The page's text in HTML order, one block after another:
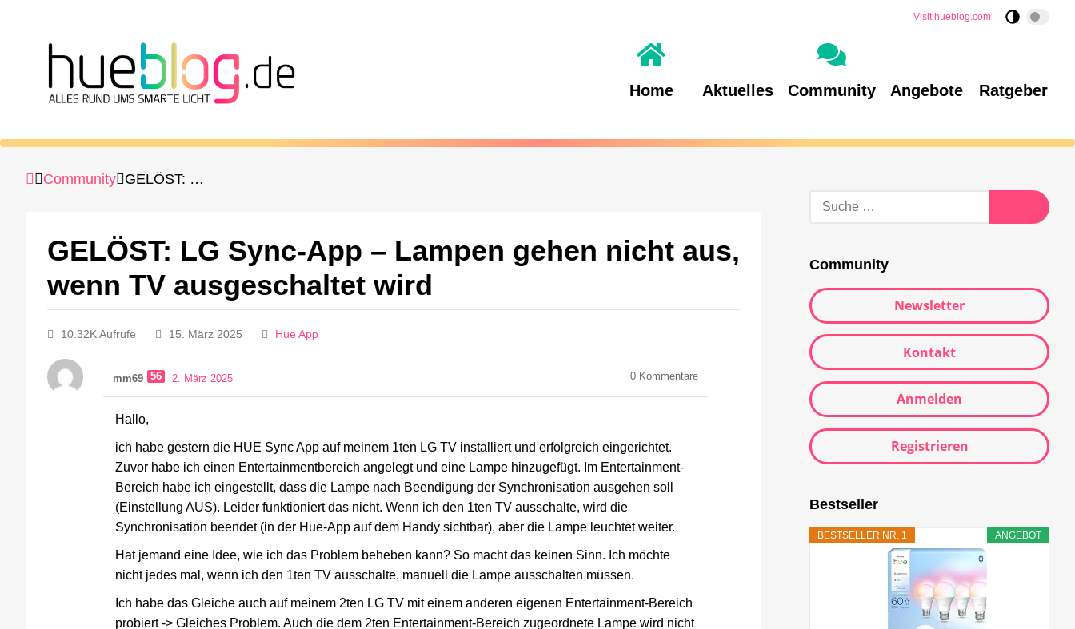
Visit hueblog.com
Home Aktuelles Community Angebote Ratgeber
Community GELÖST: LG Sync-App – Lampen gehen nicht aus, wenn TV ausgeschaltet wird
GELÖST: LG Sync-App – Lampen gehen nicht aus,
wenn TV ausgeschaltet wird
10.32K Aufrufe 15. März 2025 Hue App
mm69 56 2. März 2025 0 Kommentare
Hallo,
ich habe gestern die HUE Sync App auf meinem 1ten LG TV installiert und erfolgreich eingerichtet.
Zuvor habe ich einen Entertainmentbereich angelegt und eine Lampe hinzugefügt. Im Entertainment-
Bereich habe ich eingestellt, dass die Lampe nach Beendigung der Synchronisation ausgehen soll
(Einstellung AUS). Leider funktioniert das nicht. Wenn ich den 1ten TV ausschalte, wird die
Synchronisation beendet (in der Hue-App auf dem Handy sichtbar), aber die Lampe leuchtet weiter.
Hat jemand eine Idee, wie ich das Problem beheben kann? So macht das keinen Sinn. Ich möchte
nicht jedes mal, wenn ich den 1ten TV ausschalte, manuell die Lampe ausschalten müssen.
Ich habe das Gleiche auch auf meinem 2ten LG TV mit einem anderen eigenen Entertainment-Bereich
probiert -> Gleiches Problem. Auch die dem 2ten Entertainment-Bereich zugeordnete Lampe wird nicht
Community
Newsletter
Kontakt
Anmelden
Registrieren
Bestseller
ANGEBOT
BESTSELLER NR. 1